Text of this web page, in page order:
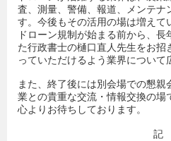
査、測量、警備、報道、メンテナ
す。今後もその活用の場は増えて
ドローン規制が始まる前から、
た行政書士の樋口直人先生をお
っていただけるよう業界について
また、終了後には別会場での懇
業との貴重な交流・情報交換の場
心よりお待ちしております。
記